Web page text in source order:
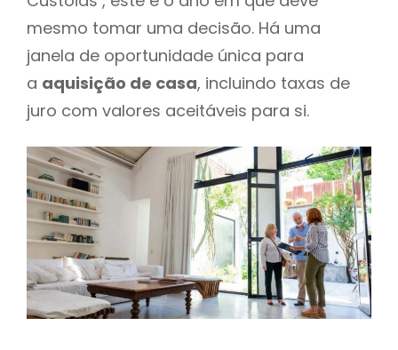
mesmo tomar uma decisão. Há uma
janela de oportunidade única para
a aquisição de casa, incluindo taxas de
juro com valores aceitáveis para si.